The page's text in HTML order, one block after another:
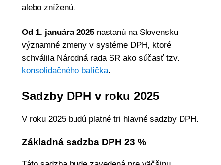
alebo zníženú.
Od 1. januára 2025nastanú na Slovensku
významné zmeny v systéme DPH, ktoré
schválila Národná rada SR ako súčasť tzv.
konsolidačného balíčka.
Sadzby DPH v roku 2025
V roku 2025 budú platné tri hlavné sadzby DPH.
Základná sadzba DPH 23 %